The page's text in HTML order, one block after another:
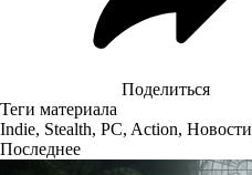
Поделиться
Теги материала
Indie, Stealth, PC, Action, Новости
Последнее